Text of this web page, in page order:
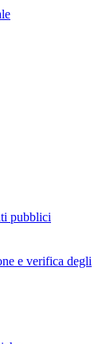
pubblici
e verifica degli